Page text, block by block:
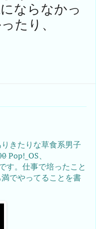
ならなかっ
たり、
きたりな草食系男子
Pop!_OS、
す。仕事で培ったこと
でやってることを書